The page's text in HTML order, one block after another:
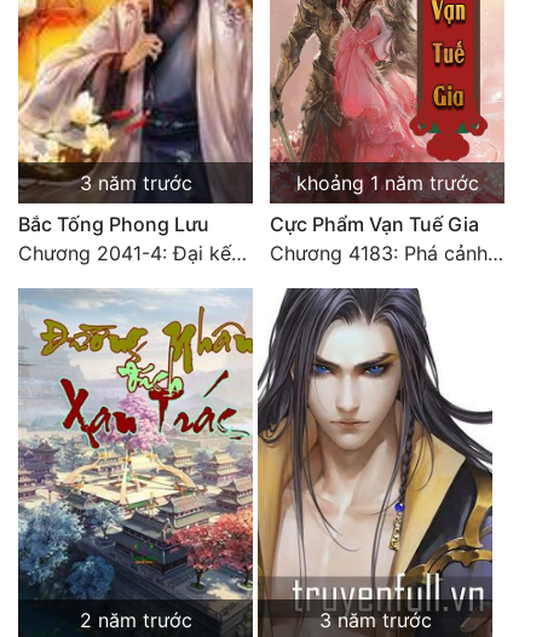
3 năm trước
Bắc Tống Phong Lưu
Chương 2041-4: Đại kết cục: Hạnh phúc (4)
khoảng 1 năm trước
Cực Phẩm Vạn Tuế Gia
Chương 4183: Phá cảnh Chí Đạo cảnh hậu kỳ
2 năm trước
3 năm trước